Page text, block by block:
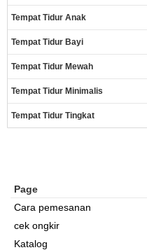
Tempat Tidur Anak
Tempat Tidur Bayi
Tempat Tidur Mewah
Tempat Tidur Minimalis
Tempat Tidur Tingkat
Page
Cara pemesanan
cek ongkir
Katalog